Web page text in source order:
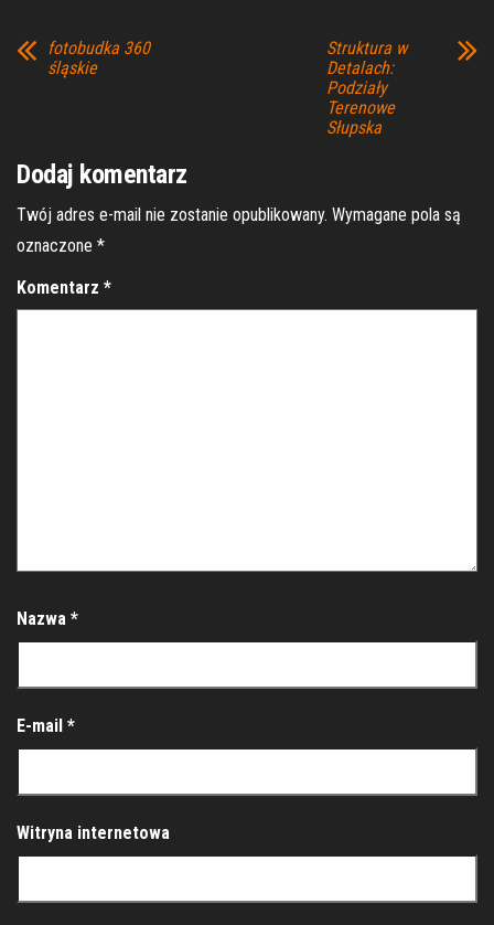
fotobudka 360
śląskie
Struktura w
Detalach:
Podziały
Terenowe
Słupska
Dodaj komentarz
Twój adres e-mail nie zostanie opublikowany. Wymagane pola są
oznaczone *
Komentarz *
Nazwa *
E-mail *
Witryna internetowa